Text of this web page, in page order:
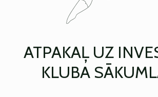
ATPAKAĻ UZ
KLUBA